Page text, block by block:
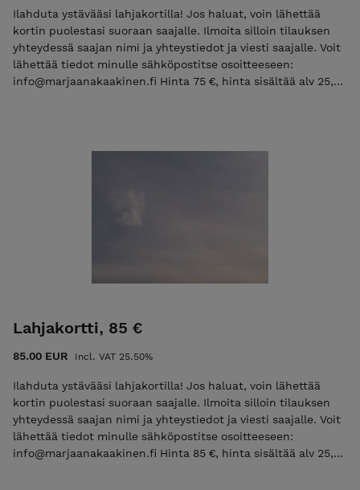
Ilahduta ystävääsi lahjakortilla! Jos haluat, voin lähettää
kortin puolestasi suoraan saajalle. Ilmoita silloin tilauksen
yhteydessä saajan nimi ja yhteystiedot ja viesti saajalle. Voit
lähettää tiedot minulle sähköpostitse osoitteeseen:
info@marjaanakaakinen.fi Hinta 75 €, hinta sisältää alv 25,5
Lahjakortti, 85 €
85.00 EUR Incl. VAT 25.50%
Ilahduta ystävääsi lahjakortilla! Jos haluat, voin lähettää
kortin puolestasi suoraan saajalle. Ilmoita silloin tilauksen
yhteydessä saajan nimi ja yhteystiedot ja viesti saajalle. Voit
lähettää tiedot minulle sähköpostitse osoitteeseen:
info@marjaanakaakinen.fi Hinta 85 €, hinta sisältää alv 25,5